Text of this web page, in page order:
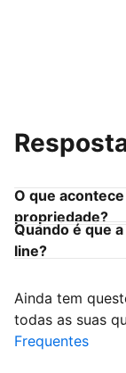
Junte-se a
O que
propriedade?
Quando é que
line?
Ainda tem
todas as suas
Frequentes